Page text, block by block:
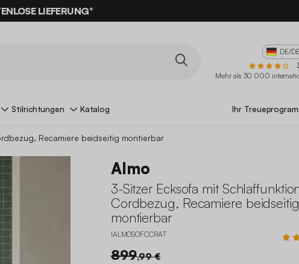
MIT DEM CODE
LIEFERUNG*
DE/DE
Mehr als 30 000
Stilrichtungen Katalog Ihr
Recamiere beidseitig montierbar
Almo
3-Sitzer Ecksofa mit
Cordbezug, Recamiere beidseitig
montierbar
IALMOSOFCCRAT
899,99 €